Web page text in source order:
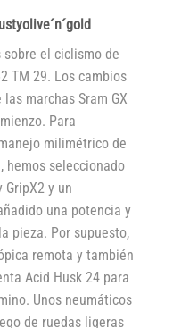
el ciclismo de
TM 29. Los cambios
marchas Sram GX
Para
milimétrico de
hemos seleccionado
y un
una potencia y
pieza. Por supuesto,
remota y también
Acid Husk 24 para
Unos neumáticos
de ruedas ligeras